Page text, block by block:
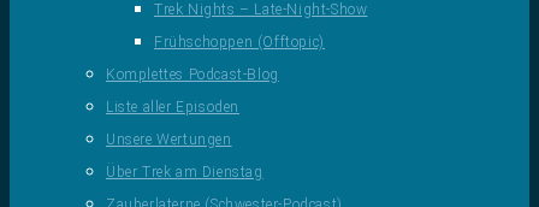
Trek Nights – Late-Night-Show
Frühschoppen (Offtopic)
Komplettes Podcast-Blog
Liste aller Episoden
Unsere Wertungen
Über Trek am Dienstag